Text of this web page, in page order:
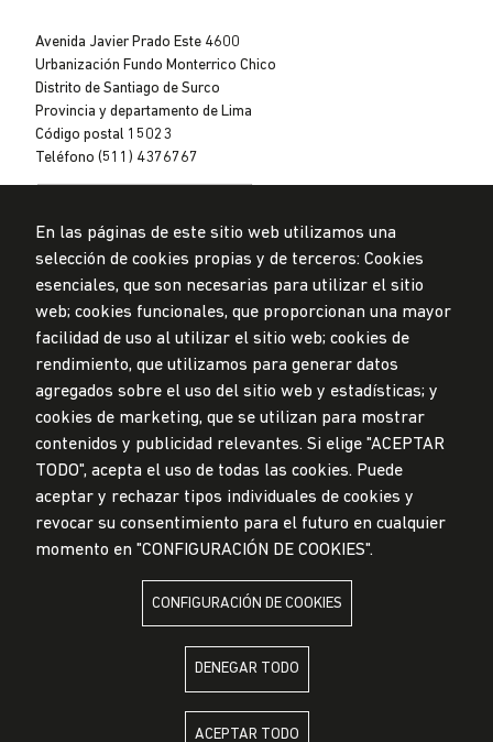
Lima
Avenida Javier Prado Este 4600
Urbanización Fundo Monterrico Chico
Distrito de Santiago de Surco
Provincia y departamento de Lima
Código postal 15023
Teléfono (511) 4376767
Privacidad de datos personales
Mesa de partes
© Universidad de Lima, 2024
Todos los derechos reservados
Diseñado porPartners
LA UNIVERSIDAD DE LIMA ES MIEMBRO DE
En las páginas de este sitio web utilizamos una
selección de cookies propias y de terceros: Cookies
esenciales, que son necesarias para utilizar el sitio
web; cookies funcionales, que proporcionan una mayor
facilidad de uso al utilizar el sitio web; cookies de
rendimiento, que utilizamos para generar datos
agregados sobre el uso del sitio web y estadísticas; y
cookies de marketing, que se utilizan para mostrar
contenidos y publicidad relevantes. Si elige "ACEPTAR
TODO", acepta el uso de todas las cookies. Puede
aceptar y rechazar tipos individuales de cookies y
revocar su consentimiento para el futuro en cualquier
momento en "CONFIGURACIÓN DE COOKIES".
CONFIGURACIÓN DE COOKIES
DENEGAR TODO
ACEPTAR TODO